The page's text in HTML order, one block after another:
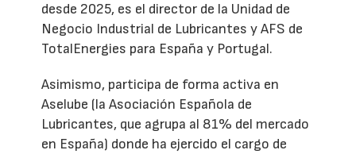
desde 2025, es el director de la Unidad de
Negocio Industrial de Lubricantes y AFS de
TotalEnergies para España y Portugal.
Asimismo, participa de forma activa en
Aselube (la Asociación Española de
Lubricantes, que agrupa al 81% del mercado
en España) donde ha ejercido el cargo de